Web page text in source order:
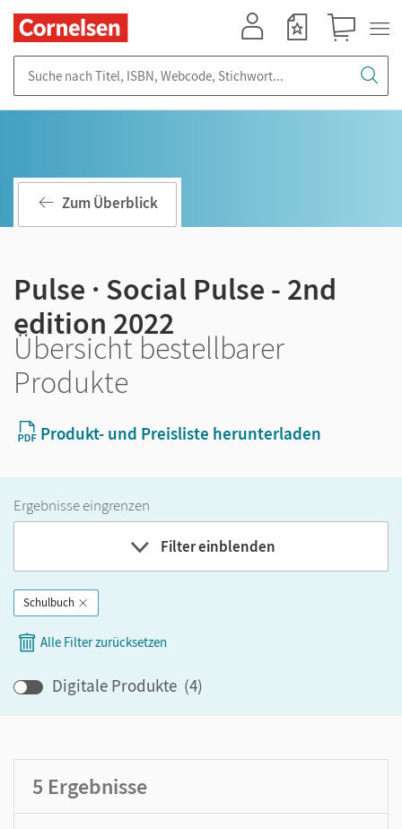
Zum Überblick
Pulse · Social Pulse - 2nd
edition 2022
Übersicht bestellbarer
Produkte
Produkt- und Preisliste herunterladen
Ergebnisse eingrenzen
Filter einblenden
Band
Schulbuch
Alle Filter zurücksetzen
Digitale Produkte (4)
5 Ergebnisse